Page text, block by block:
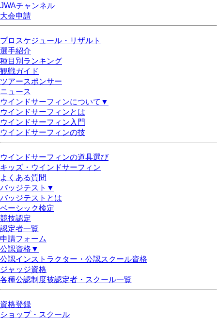
JWAチャンネル
大会申請
プロスケジュール・リザルト
選手紹介
種目別ランキング
観戦ガイド
ツアースポンサー
ニュース
ウインドサーフィンについて▼
ウインドサーフィンとは
ウインドサーフィン入門
ウインドサーフィンの技
ウインドサーフィンの道具選び
キッズ・ウインドサーフィン
よくある質問
バッジテスト▼
バッジテストとは
ベーシック検定
競技認定
認定者一覧
申請フォーム
公認資格▼
公認インストラクター・公認スクール資格
ジャッジ資格
各種公認制度被認定者・スクール一覧
資格登録
ショップ・スクール